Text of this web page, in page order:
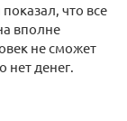
что все
вполне
не сможет
нет денег.